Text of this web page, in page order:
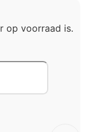
op voorraad is.